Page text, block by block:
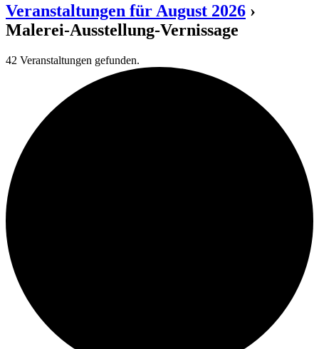
Veranstaltungen für August 2026 ›
Malerei-Ausstellung-Vernissage
42 Veranstaltungen gefunden.